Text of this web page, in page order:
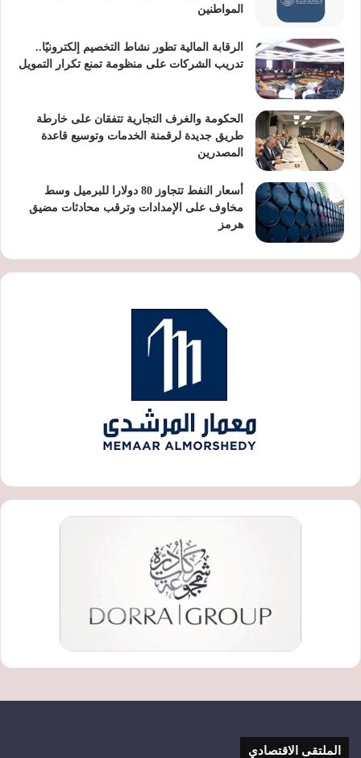
المواطنين
الرقابة المالية تطور نشاط التخصيم إلكترونيًا..
تدريب الشركات على منظومة تمنع تكرار التمويل
الحكومة والغرف التجارية تتفقان على خارطة
طريق جديدة لرقمنة الخدمات وتوسيع قاعدة
المصدرين
أسعار النفط تتجاوز 80 دولارا للبرميل وسط
مخاوف على الإمدادات وترقب محادثات مضيق
هرمز
الملتقى الاقتصادي